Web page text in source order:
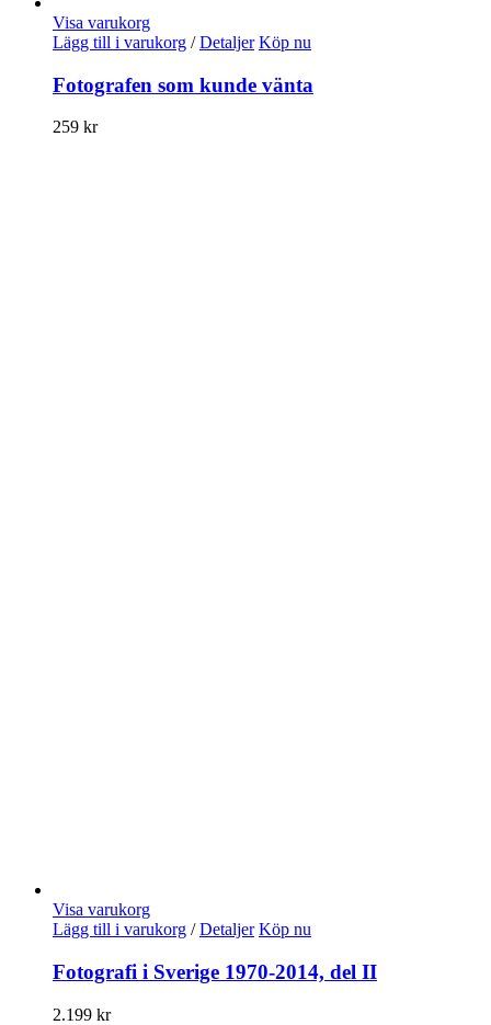
Visa varukorg
Lägg till i varukorg / Detaljer Köp nu
Fotografen som kunde vänta
259 kr
Visa varukorg
Lägg till i varukorg / Detaljer Köp nu
Fotografi i Sverige 1970-2014, del II
2.199 kr